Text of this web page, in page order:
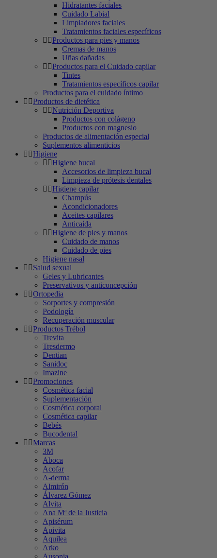
Hidratantes faciales
Cuidado Labial
Limpiadores faciales
Tratamientos faciales específicos
Productos para pies y manos
Cremas de manos
Uñas dañadas
Productos para el Cuidado capilar
Tintes
Tratamientos específicos capilar
Productos para el cuidado íntimo
Productos de dietética
Nutrición Deportiva
Productos con colágeno
Productos con magnesio
Productos de alimentación especial
Suplementos alimenticios
Higiene
Higiene bucal
Accesorios de limpieza bucal
Limpieza de prótesis dentales
Higiene capilar
Champús
Acondicionadores
Aceites capilares
Anticaída
Higiene de pies y manos
Cuidado de manos
Cuidado de pies
Higiene nasal
Salud sexual
Geles y Lubricantes
Preservativos y anticoncepción
Ortopedia
Sorportes y compresión
Podología
Recuperación muscular
Productos Trébol
Trevita
Tresdermo
Dentian
Sanidoc
Imazine
Promociones
Cosmética facial
Suplementación
Cosmética corporal
Cosmética capilar
Bebés
Bucodental
Marcas
3M
Aboca
Acofar
A-derma
Almirón
Álvarez Gómez
Alvita
Ana Mª de la Justicia
Apisérum
Apivita
Aquilea
Arko
Ausonia